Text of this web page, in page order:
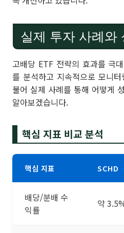
실제 투자 사례와
고배당 ETF 전략의 효과를 극
를 분석하고 지속적으로 모니
불어 실제 사례를 통해 어떻게
알아보겠습니다.
핵심 지표 비교 분석
핵심 지표 SCHD
배당/분배 수
익률
약